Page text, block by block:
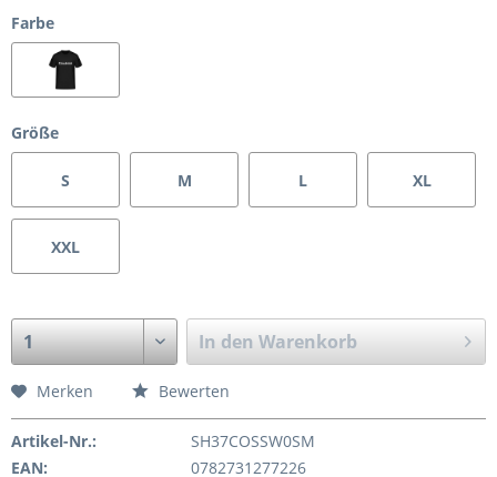
Farbe
Größe
S M L XL
XXL
In den Warenkorb
Merken Bewerten
Artikel-Nr.:
SH37COSSW0SM
EAN:
0782731277226